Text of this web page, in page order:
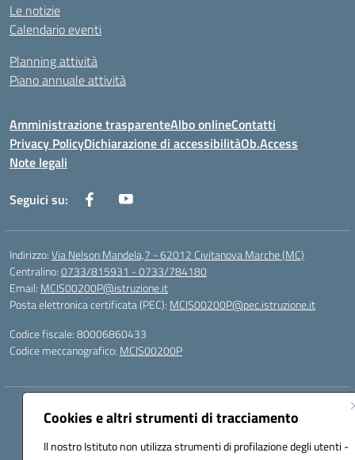
Cookies e altri strumenti di tracciamento
Il nostro Istituto non utilizza strumenti di profilazione degli utenti -
Le notizie
Calendario eventi
Planning attività
Piano annuale attività
Amministrazione trasparenteAlbo onlineContatti
Privacy PolicyDichiarazione di accessibilitàOb.Access
Note legali
Seguici su:
Indirizzo:Via Nelson Mandela,7 - 62012 Civitanova Marche (MC)
Centralino:0733/815931 - 0733/784180
Email: MCIS00200P@istruzione.it
Posta elettronica certificata (PEC): MCIS00200P@pec.istruzione.it
Codice fiscale: 80006860433
Codice meccanografico: MCIS00200P
Hosting & Powered by 3D Solution S.r.l.
Concept & Design by Designers Italia